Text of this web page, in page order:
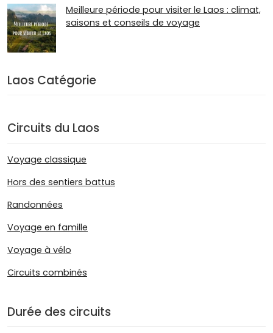
Meilleure période pour visiter le Laos : climat,
saisons et conseils de voyage
Laos Catégorie
Circuits du Laos
Voyage classique
Hors des sentiers battus
Randonnées
Voyage en famille
Voyage à vélo
Circuits combinés
Durée des circuits